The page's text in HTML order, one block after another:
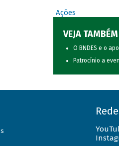
Ações
VEJA TAMBÉM
O BNDES e o
Patrocínio a